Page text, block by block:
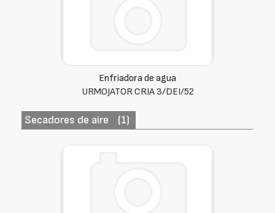
Enfriadora de agua
URMOJATOR CRIA 3/DEI/52
Secadores de aire (1)